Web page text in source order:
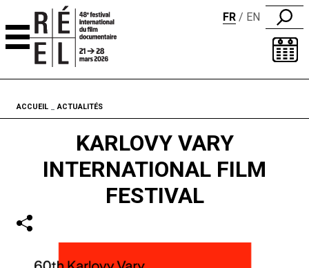
FR EN
Fil d'ariane
ACCUEIL ACTUALITÉS
KARLOVY VARY
INTERNATIONAL FILM
FESTIVAL